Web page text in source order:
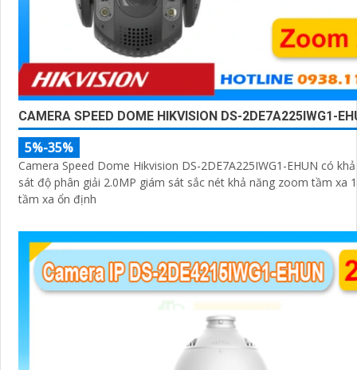
CAMERA SPEED DOME HIKVISION DS-2DE7A225IWG1-
5%-35%
Camera Speed Dome Hikvision DS-2DE7A225IWG1-EHUN có
sát độ phân giải 2.0MP giám sát sắc nét khả năng zoom tầm xa
tầm xa ổn định